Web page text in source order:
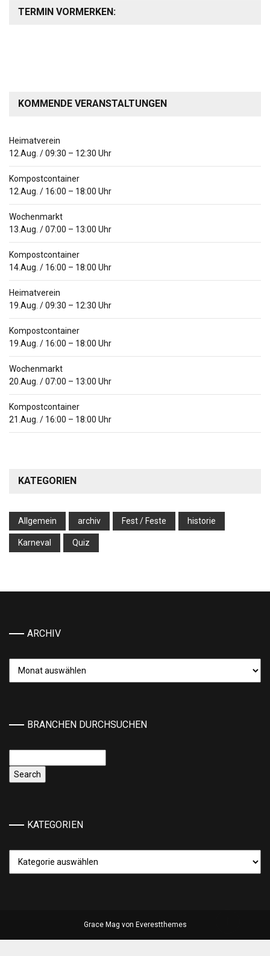
TERMIN VORMERKEN:
KOMMENDE VERANSTALTUNGEN
Heimatverein
12.Aug. /09:30 – 12:30 Uhr
Kompostcontainer
12.Aug. / 16:00 – 18:00 Uhr
Wochenmarkt
13.Aug. /07:00 – 13:00 Uhr
Kompostcontainer
14.Aug. / 16:00 – 18:00 Uhr
Heimatverein
19.Aug. /09:30 – 12:30 Uhr
Kompostcontainer
19.Aug. / 16:00 – 18:00 Uhr
Wochenmarkt
20.Aug. /07:00 – 13:00 Uhr
Kompostcontainer
21.Aug. / 16:00 – 18:00 Uhr
KATEGORIEN
Allgemein archiv Fest / Feste historie
Karneval Quiz
ARCHIV
BRANCHEN DURCHSUCHEN
KATEGORIEN
Grace Mag von Everestthemes